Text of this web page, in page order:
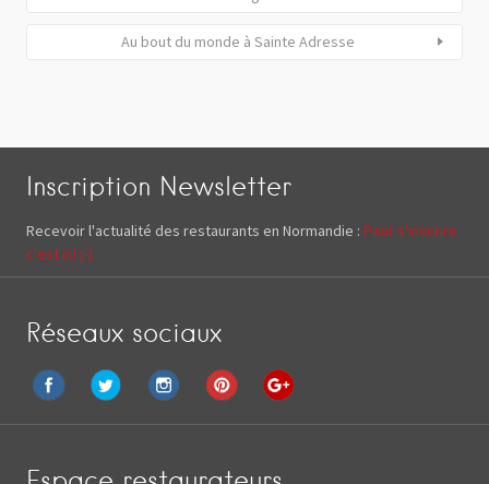
Au bout du monde à Sainte Adresse
Inscription Newsletter
Recevoir l'actualité des restaurants en Normandie : Pour s'inscrire
c'est ici ;-)
Réseaux sociaux